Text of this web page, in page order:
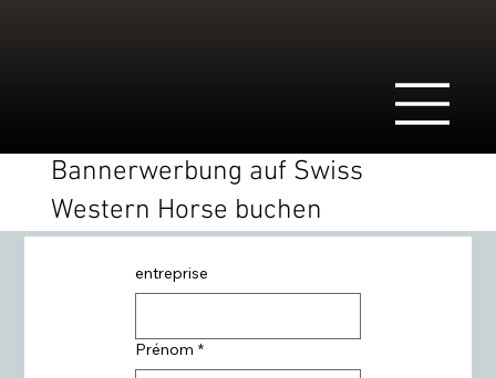
Bannerwerbung auf Swiss
Western Horse buchen
entreprise
Prénom *